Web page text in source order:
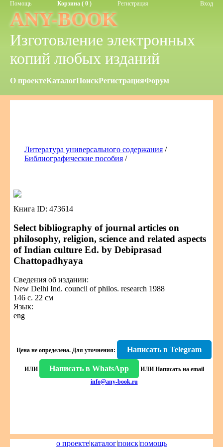
Помощь Корзина ( 0 ) Регистрация Вход
ANY-BOOK
Изготовление электронных
копий любых изданий
О проектеКаталогПоискРегистрацияФорум
Литература универсального содержания /
Библиографические пособия /
Книга ID: 473614
Select bibliography of journal articles on
philosophy, religion, science and related aspects
of Indian culture Ed. by Debiprasad
Chattopadhyaya
Сведения об издании:
New Delhi Ind. council of philos. research 1988
146 с. 22 см
Язык:
eng
Цена не определена. Для уточнения: Написать в Telegram
ИЛИ Написать в WhatsApp ИЛИ Написать на email
info@any-book.ru
о проекте|каталог|поиск|помощь